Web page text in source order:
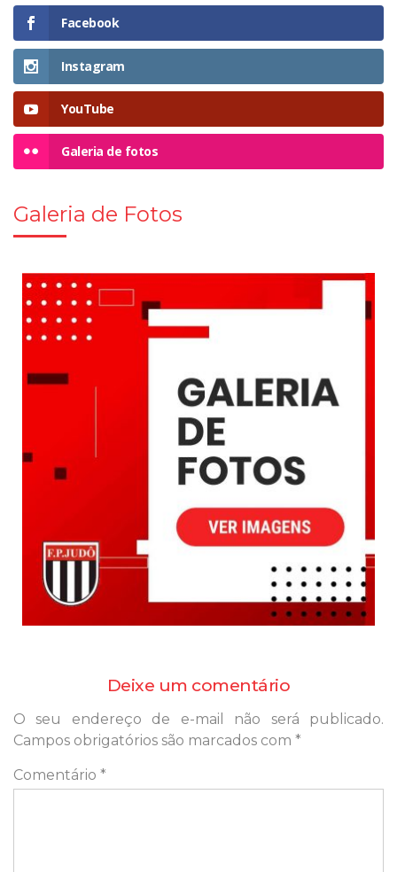
Facebook
Instagram
YouTube
Galeria de fotos
Galeria de Fotos
Deixe um comentário
O seu endereço de e-mail não será publicado.
Campos obrigatórios são marcados com *
Comentário *